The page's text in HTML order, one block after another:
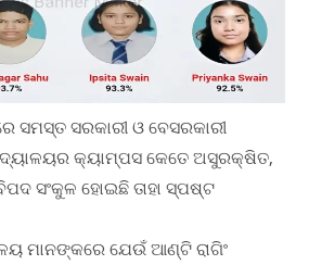
ସମସ୍ତ ସରକାରୀ ଓ ବେସରକାରୀ
କ୍ୟାମ୍ପସ କେତେ ଅସୁରକ୍ଷିତ,
ସଂକୁଳ ହୋଇଛି ତାହା ସ୍ପଷ୍ଟ
ମାନଙ୍କରେ ଯେଉଁ ଆଣ୍ଟି ରାଗିଂ